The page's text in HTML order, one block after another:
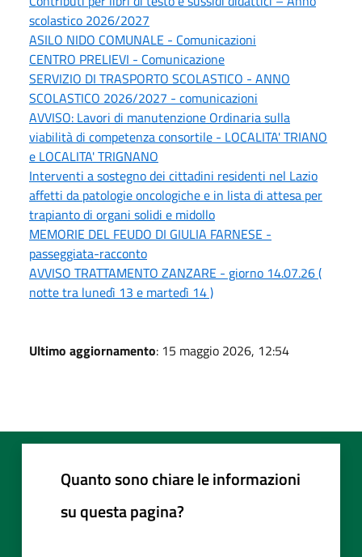
scolastico 2026/2027
ASILO NIDO COMUNALE - Comunicazioni
CENTRO PRELIEVI - Comunicazione
SERVIZIO DI TRASPORTO SCOLASTICO - ANNO
SCOLASTICO 2026/2027 - comunicazioni
AVVISO: Lavori di manutenzione Ordinaria sulla
viabilità di competenza consortile - LOCALITA' TRIANO
e LOCALITA' TRIGNANO
Interventi a sostegno dei cittadini residenti nel Lazio
affetti da patologie oncologiche e in lista di attesa per
trapianto di organi solidi e midollo
MEMORIE DEL FEUDO DI GIULIA FARNESE -
passeggiata-racconto
AVVISO TRATTAMENTO ZANZARE - giorno 14.07.26 (
notte tra lunedì 13 e martedì 14 )
Ultimo aggiornamento: 15 maggio 2026, 12:54
Quanto sono chiare le informazioni
su questa pagina?